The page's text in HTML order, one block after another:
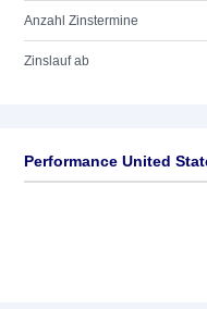
Anzahl Zinstermine
Zinslauf ab
Performance United